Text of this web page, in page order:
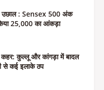
: Sensex 500 अंक
25,000 का आंकड़ा
कुल्लू और कांगड़ा में बादल
से कई इलाके ठप